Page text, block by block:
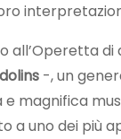
di
-, un
magnifica
a uno dei più